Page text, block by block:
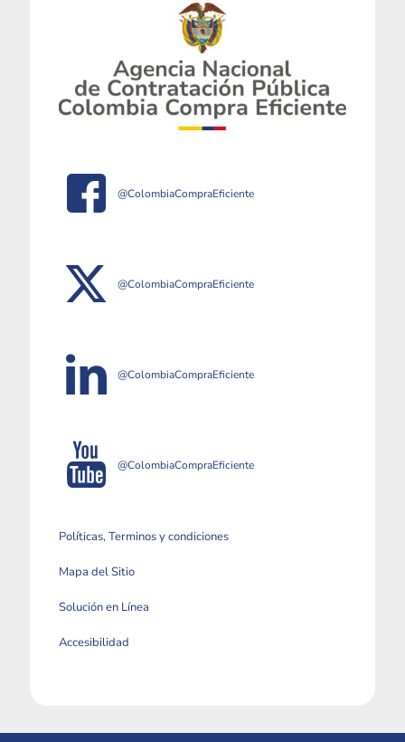
@ColombiaCompraEficiente
@ColombiaCompraEficiente
@ColombiaCompraEficiente
@ColombiaCompraEficiente
Políticas, Terminos y condiciones
Mapa del Sitio
Solución en Línea
Accesibilidad